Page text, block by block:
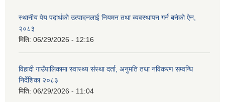
स्थानीय पेय पदार्थको उत्पादनलाई नियमन तथा व्यवस्थापन गर्न बनेको ऐन,
२०८३
मिति: 06/29/2026 - 12:16
विहादी गाउँपालिकामा स्वास्थ्य संस्था दर्ता, अनुमति तथा नविकरण सम्वन्धि
निर्देशिका २०८३
मिति: 06/29/2026 - 11:04